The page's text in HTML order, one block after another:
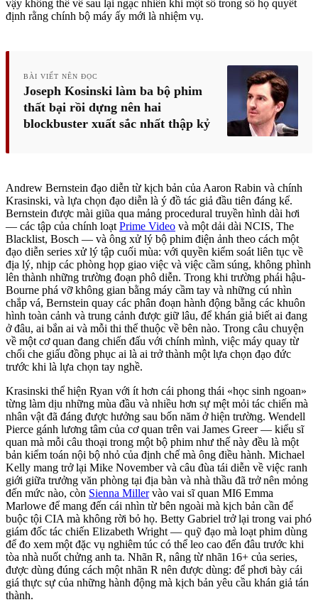
vậy không thể về sau lại ngạc nhiên khi một số trong số họ quyết
định rằng chính bộ máy ấy mới là nhiệm vụ.
BÀI VIẾT NÊN ĐỌC
Joseph Kosinski làm ba bộ phim
thất bại rồi dựng nên hai
blockbuster xuất sắc nhất thập kỷ
Andrew Bernstein đạo diễn từ kịch bản của Aaron Rabin và chính
Krasinski, và lựa chọn đạo diễn là ý đồ tác giả đầu tiên đáng kể.
Bernstein được mài giũa qua mảng procedural truyền hình dài hơi
— các tập của chính loạt Prime Video và một dải dài NCIS, The
Blacklist, Bosch — và ông xử lý bộ phim điện ảnh theo cách một
đạo diễn series xử lý tập cuối mùa: với quyền kiểm soát liên tục về
địa lý, nhịp các phòng họp giao việc và việc cầm súng, không phình
lên thành những trường đoạn phô diễn. Trong khi trường phái hậu-
Bourne phá vỡ không gian bằng máy cầm tay và những cú nhìn
chắp vá, Bernstein quay các phân đoạn hành động bằng các khuôn
hình toàn cảnh và trung cảnh được giữ lâu, để khán giả biết ai đang
ở đâu, ai bắn ai và mỗi thi thể thuộc về bên nào. Trong câu chuyện
về một cơ quan đang chiến đấu với chính mình, việc máy quay từ
chối che giấu đồng phục ai là ai trở thành một lựa chọn đạo đức
trước khi là lựa chọn tay nghề.
Krasinski thể hiện Ryan với ít hơn cái phong thái «học sinh ngoan»
từng làm dịu những mùa đầu và nhiều hơn sự mệt mỏi tác chiến mà
nhân vật đã đáng được hưởng sau bốn năm ở hiện trường. Wendell
Pierce gánh lương tâm của cơ quan trên vai James Greer — kiểu sĩ
quan mà mỗi câu thoại trong một bộ phim như thế này đều là một
bản kiểm toán nội bộ nhỏ của định chế mà ông điều hành. Michael
Kelly mang trở lại Mike November và câu đùa tái diễn về việc ranh
giới giữa trưởng văn phòng tại địa bàn và nhà thầu đã trở nên mỏng
đến mức nào, còn Sienna Millervào vai sĩ quan MI6 Emma
Marlowe để mang đến cái nhìn từ bên ngoài mà kịch bản cần để
buộc tội CIA mà không rời bỏ họ. Betty Gabriel trở lại trong vai phó
giám đốc tác chiến Elizabeth Wright — quỹ đạo mà loạt phim dùng
để đo xem một đặc vụ nghiêm túc có thể leo cao đến đâu trước khi
tòa nhà nuốt chửng anh ta. Nhãn R, nâng từ nhãn 16+ của series,
được dùng đúng cách một nhãn R nên được dùng: để phơi bày cái
giá thực sự của những hành động mà kịch bản yêu cầu khán giả tán
thành.